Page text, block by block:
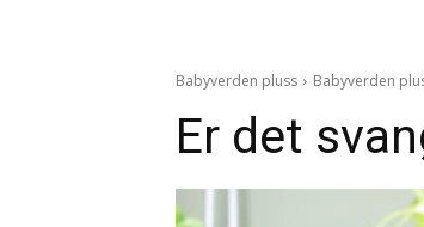
Babyverden pluss Babyverden
Er det